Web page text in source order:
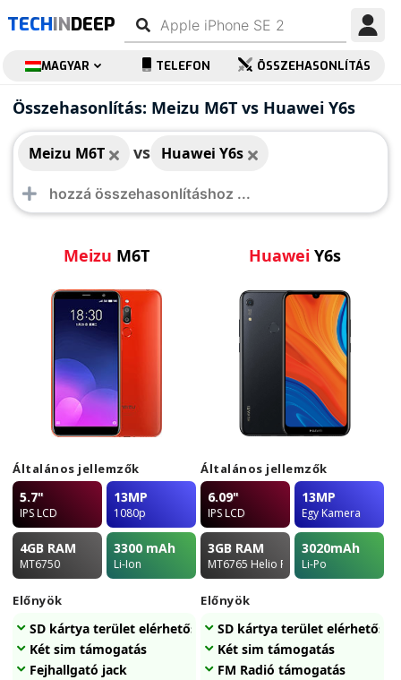
TECHINDEEP
MAGYAR TELEFON ÖSSZEHASONLÍTÁS
Összehasonlítás: Meizu M6T vs Huawei Y6s
Meizu M6T vs Huawei Y6s
Meizu M6T
Meizu M6T
Általános jellemzők
5.7"
IPS LCD
13MP
1080p
4GB RAM
MT6750
3300 mAh
Li-Ion
Előnyök
SD kártya terület elérhetőség
Két sim támogatás
Fejhallgató jack
Huawei Y6s
Huawei Y6s
Általános jellemzők
6.09"
IPS LCD
13MP
Egy Kamera
3GB RAM
MT6765 Helio P35
3020mAh
Li-Po
Előnyök
SD kártya terület elérhetőség
Két sim támogatás
FM Radió támogatás